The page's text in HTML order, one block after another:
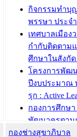
กิจกรรมทำบุ
พรรษา ประจำ
เทศบาลเมือง
กำกับติดตาม
ศึกษาในสังกั
โครงการพัฒ
ปีงบประมาณ
รุก : Active
กองการศึกษา
พัฒนาครูตาม
พ.ศ. 2568
กองช่างสุขาภิบาล